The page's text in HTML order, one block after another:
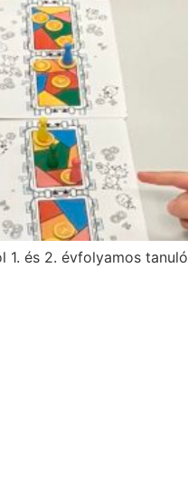
1. és 2. évfolyamos